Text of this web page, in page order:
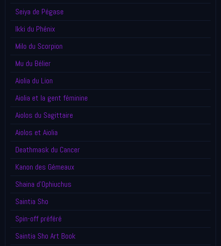
Seiya de Pégase
Ikki du Phénix
Milo du Scorpion
Mu du Bélier
Aiolia du Lion
Aiolia et la gent féminine
Aiolos du Sagittaire
Aiolos et Aiolia
Deathmask du Cancer
Kanon des Gémeaux
Shaina d'Ophiuchus
Saintia Sho
Spin-off préféré
Saintia Sho Art Book